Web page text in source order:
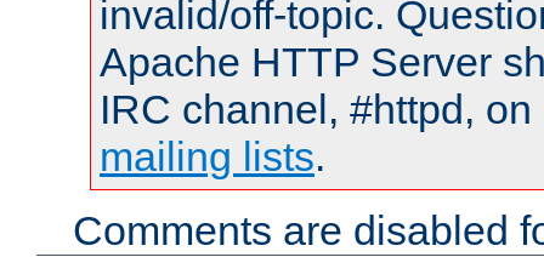
invalid/off-topic.
Apache HTTP Server
IRC channel, #httpd,
mailing lists.
Comments are disabled